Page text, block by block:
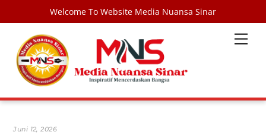
Welcome To Website Media Nuansa Sinar
content
Juni 12, 2026